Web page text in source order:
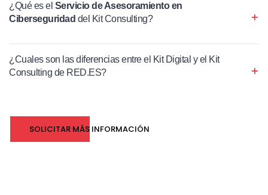
¿Qué es el Servicio de Asesoramiento en
Ciberseguridad del Kit Consulting?
¿Cuales son las diferencias entre el Kit Digital y el Kit
Consulting de RED.ES?
SOLICITAR MÁS INFORMACIÓN